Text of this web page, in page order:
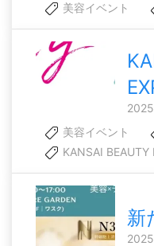
美容イベント
美容イベント
KANSAI BEAUTY
新